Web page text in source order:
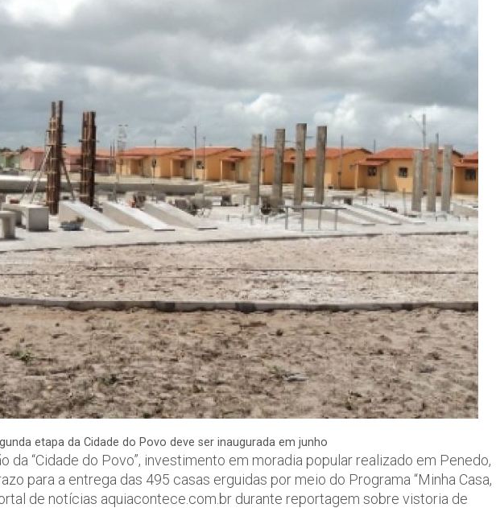
etapa da Cidade do Povo deve ser inaugurada em junho
da “Cidade do Povo”, investimento em moradia popular realizado em Penedo,
para a entrega das 495 casas erguidas por meio do Programa “Minha Casa,
de notícias aquiacontece.com.br durante reportagem sobre vistoria de